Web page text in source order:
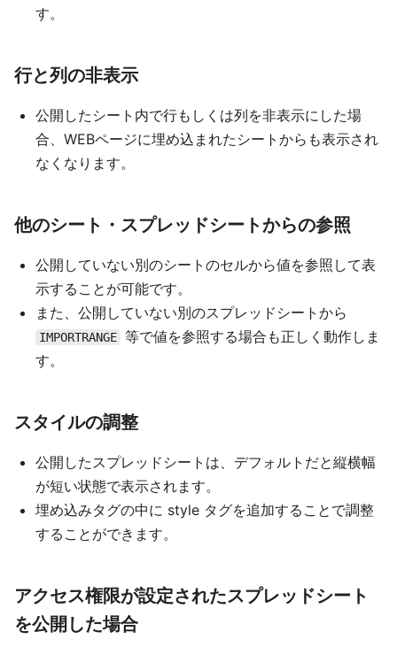
す。
行と列の非表示
公開したシート内で行もしくは列を非表示にした場
合、WEBページに埋め込まれたシートからも表示され
なくなります。
他のシート・スプレッドシートからの参照
公開していない別のシートのセルから値を参照して表
示することが可能です。
また、公開していない別のスプレッドシートから
IMPORTRANGE 等で値を参照する場合も正しく動作しま
す。
スタイルの調整
公開したスプレッドシートは、デフォルトだと縦横幅
が短い状態で表示されます。
埋め込みタグの中に style タグを追加することで調整
することができます。
アクセス権限が設定されたスプレッドシート
を公開した場合